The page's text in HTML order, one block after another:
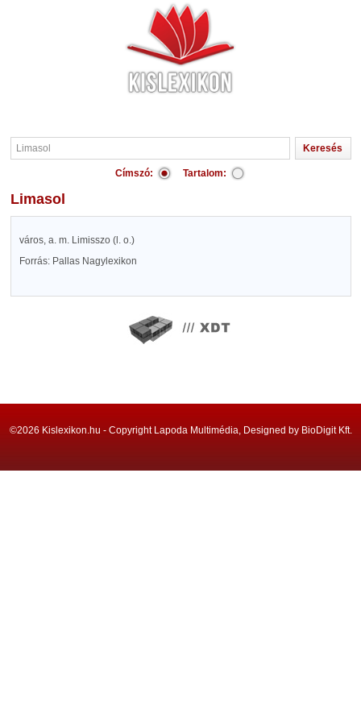
Címszó: Tartalom:
Limasol
város, a. m. Limisszo (l. o.)
Forrás: Pallas Nagylexikon
©2026 Kislexikon.hu - Copyright Lapoda Multimédia, Designed by BioDigit Kft.